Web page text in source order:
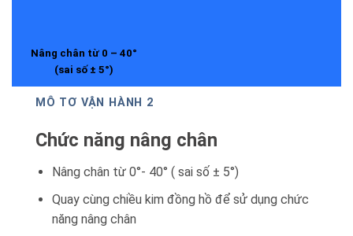
Nâng chân từ 0 – 40°
(sai số ± 5°)
MÔ TƠ VẬN HÀNH 2
Chức năng nâng chân
Nâng chân từ 0°- 40° ( sai số ± 5°)
Quay cùng chiều kim đồng hồ để sử dụng chức
năng nâng chân